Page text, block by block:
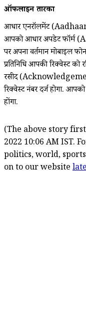
ऑफलाइन तारीका
आधार एनरॉलमेंट
आपको आधार अपडेट फॉर्म
पर अपना वर्तमान मोबाइल
प्रतिनिधि आपकी रिक्वेस्ट
रसीद
रिक्वेस्ट नंबर दर्ज होगा.
होंगा.
(The above story
2022 10:06 AM IST.
politics, world,
on to our website